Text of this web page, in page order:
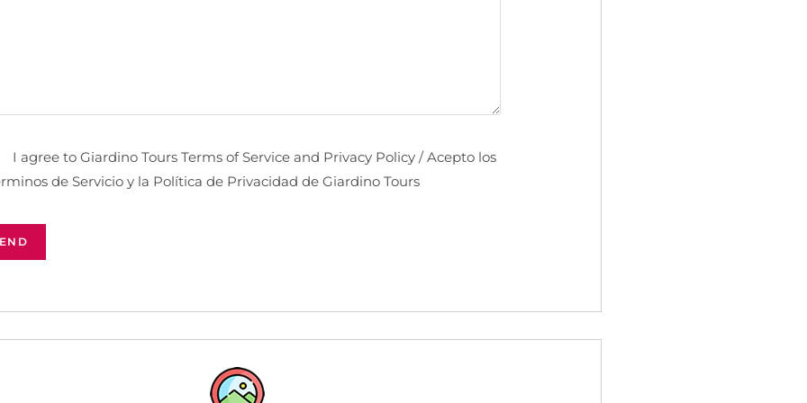
I agree to Giardino Tours Terms of Service and Privacy Policy / Acepto los
de Servicio y la Política de Privacidad de Giardino Tours